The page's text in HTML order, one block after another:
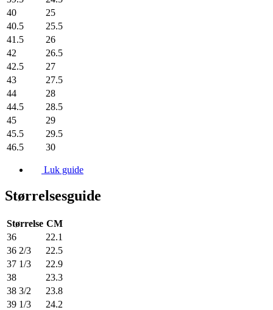
40
25
40.5
25.5
41.5
26
42
26.5
42.5
27
43
27.5
44
28
44.5
28.5
45
29
45.5
29.5
46.5
30
Luk guide
Størrelsesguide
Størrelse CM
36
22.1
36 2/3
22.5
37 1/3
22.9
38
23.3
38 3/2
23.8
39 1/3
24.2